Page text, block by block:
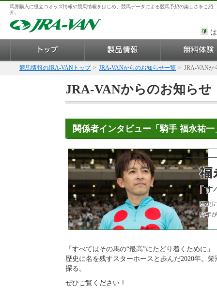
馬券購入に役立つオッズ情報や競馬情報をはじめ、競馬データによる競馬予想の楽しさをご紹
介。
競馬情報のJRA-VANトップ > JRA-VANからのお知らせ一覧 > JRA-VANか
JRA-VANからのお知らせ
関係者インタビュー「騎手 福永祐
「すべてはその馬の“最高”にたどり着くために」
歴史に名を残すスターホースと歩んだ2020年。
探る。
ぜひご覧ください！